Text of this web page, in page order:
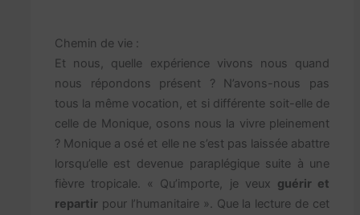
Chemin de vie :
Et nous, quelle expérience vivons nous quand
nous répondons présent ? N’avons-nous pas
tous la même vocation, et si différente soit-elle de
celle de Monique, osons nous la vivre pleinement
? Monique a osé et elle ne s’est pas laissée abattre
lorsqu’elle est devenue paraplégique suite à une
fièvre tropicale. « Qu’importe, je veux guérir et
repartirpour l’humanitaire ». Que la lecture de cet